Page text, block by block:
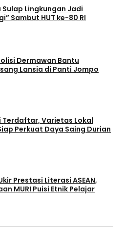
Lingkungan Jadi
Sambut HUT ke-80 RI
Dermawan Bantu
Lansia di Panti Jompo
Terdaftar, Varietas Lokal
Perkuat Daya Saing Durian
Prestasi Literasi ASEAN,
MURI Puisi Etnik Pelajar